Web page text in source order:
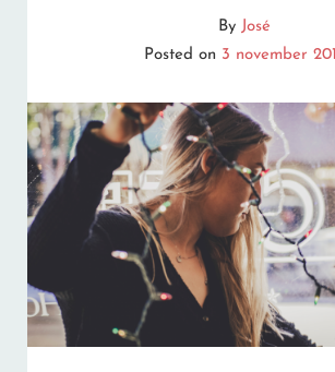
By José
Posted on 3 november